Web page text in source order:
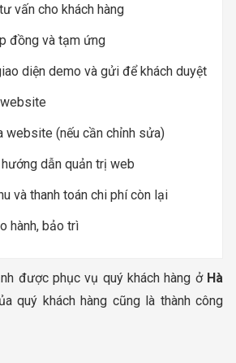
vấn cho khách hàng
đồng và tạm ứng
diện demo và gửi để khách duyệt
website (nếu cần chỉnh sửa)
dẫn quản trị web
và thanh toán chi phí còn lại
hành, bảo trì
được phục vụ quý khách hàng ở Hà
quý khách hàng cũng là thành công